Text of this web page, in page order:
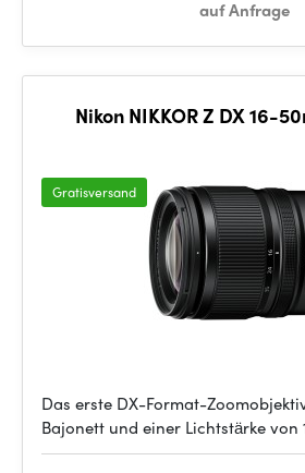
auf Anfrage
Nikon NIKKOR Z DX 16-
Gratisversand
Das erste DX-Format-
Bajonett und einer Lichtstärke von